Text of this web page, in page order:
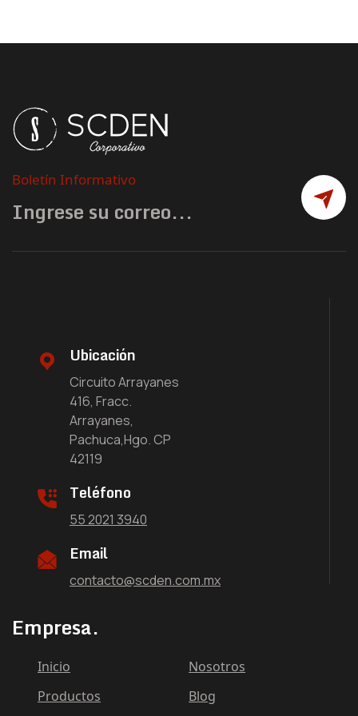
Boletín Informativo
Ubicación
Circuito Arrayanes
416, Fracc.
Arrayanes,
Pachuca,Hgo. CP
42119
Teléfono
55 2021 3940
Email
contacto@scden.com.mx
Empresa.
Inicio
Nosotros
Productos
Blog